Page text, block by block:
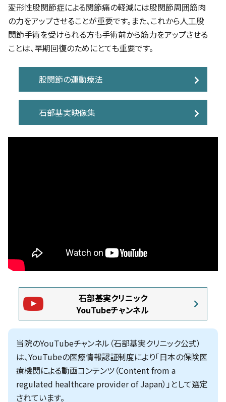
変形性股関節症による関節痛の軽減には股関節周囲筋肉
の力をアップさせることが重要です。また、これから人工股
関節手術を受けられる方も手術前から筋力をアップさせる
ことは、早期回復のためにとても重要です。
股関節の運動療法
石部基実映像集
石部基実クリニック
YouTubeチャンネル
当院のYouTubeチャンネル（石部基実クリニック公式）
は、YouTubeの医療情報認証制度により「日本の保険医
療機関による動画コンテンツ（Content from a
regulated healthcare provider of Japan）」として選定
されています。